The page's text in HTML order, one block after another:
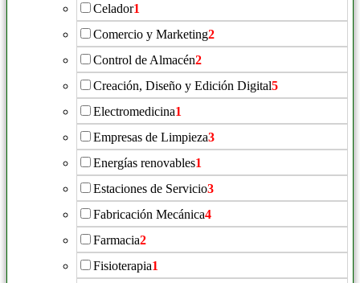
Celador1
Comercio y Marketing2
Control de Almacén2
Creación, Diseño y Edición Digital5
Electromedicina1
Empresas de Limpieza3
Energías renovables1
Estaciones de Servicio3
Fabricación Mecánica4
Farmacia2
Fisioterapia1